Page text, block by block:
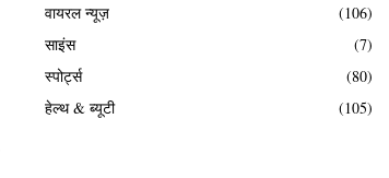
वायरल न्यूज़
(106)
साइंस
(7)
स्पोर्ट्स
(80)
हेल्थ & ब्यूटी
(105)